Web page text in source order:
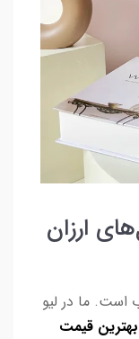
ارزان
است. ما در لیو
بهترین قیمت